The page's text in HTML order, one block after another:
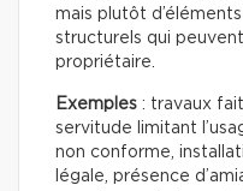
mais plutôt
structurels qui
propriétaire.
Exemples : travaux
servitude limitant
non conforme,
légale, présence